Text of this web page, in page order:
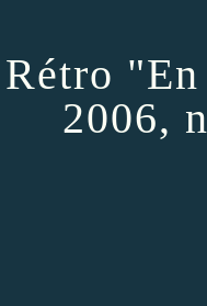
Rétro
2006,